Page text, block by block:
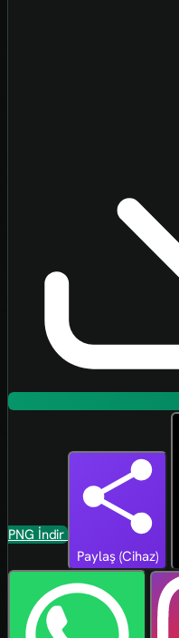
PNG İndir
Paylaş (Cihaz)